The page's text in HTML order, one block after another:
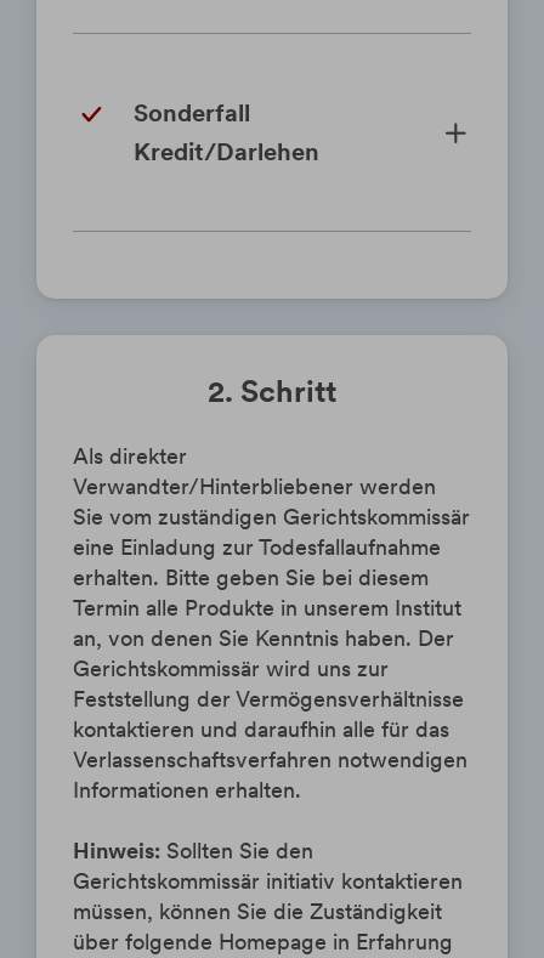
Sonderfall
Kredit/Darlehen
2. Schritt
Als direkter
Verwandter/Hinterbliebener werden
Sie vom zuständigen Gerichtskommissär
eine Einladung zur Todesfallaufnahme
erhalten. Bitte geben Sie bei diesem
Termin alle Produkte in unserem Institut
an, von denen Sie Kenntnis haben. Der
Gerichtskommissär wird uns zur
Feststellung der Vermögensverhältnisse
kontaktieren und daraufhin alle für das
Verlassenschaftsverfahren notwendigen
Informationen erhalten.
Hinweis: Sollten Sie den
Gerichtskommissär initiativ kontaktieren
müssen, können Sie die Zuständigkeit
über folgende Homepage in Erfahrung